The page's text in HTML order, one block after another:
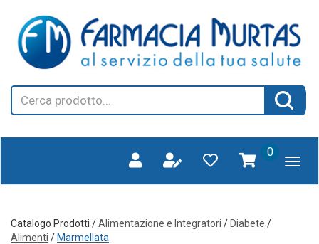
contenuto
principale
SCANO
Cerca
Prodotto
0prodotti
inseriti
Catalogo Prodotti /Alimentazione e Integratori / Diabete /
Alimenti / Marmellata